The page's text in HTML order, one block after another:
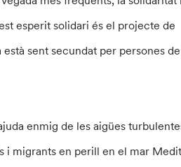
esperit solidari és el projecte de
sent secundat per persones
enmig de les aigües
i migrants en perill en el mar